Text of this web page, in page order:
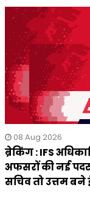
08 Aug 2026
ब्रेकिंग : IFS
अफसरों की नई
सचिव तो उत्तम बने